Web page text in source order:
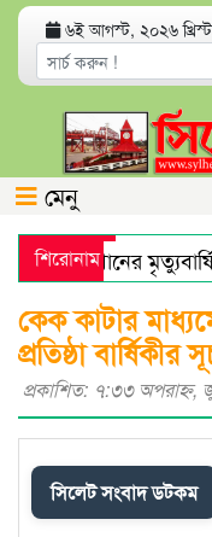
৬ই আগস্ট, ২০২৬
মেনু
শিরোনাম
আলী খানের
: গবেষণা
কেক কাটার
প্রতিষ্ঠা বার্ষিকীর
প্রকাশিত: ৭:৩৩
সিলেট সংবাদ ডটকম